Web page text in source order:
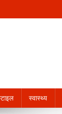
स्वास्थ्य